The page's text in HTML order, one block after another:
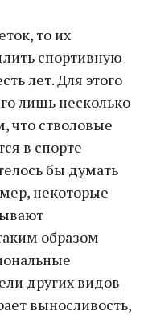
то их
спортивную
лет. Для этого
лишь несколько
что стволовые
в спорте
бы думать
некоторые
образом
других видов
выносливость,